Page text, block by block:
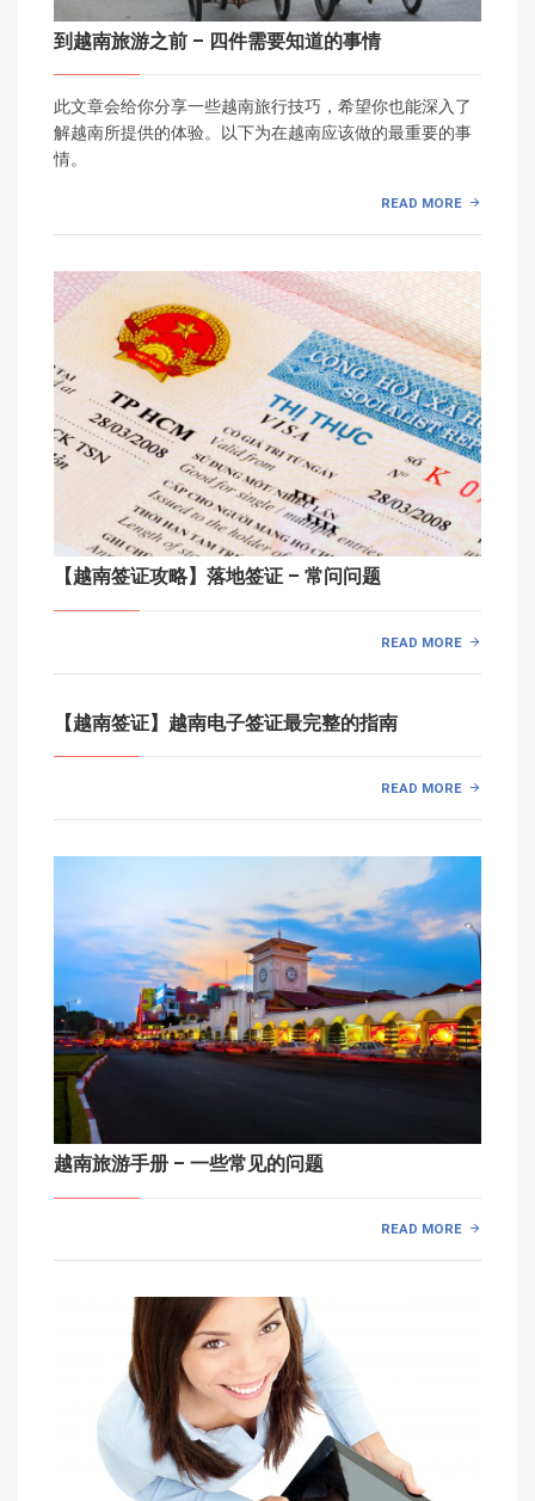
到越南旅游之前 – 四件需要知道的事情
此文章会给你分享一些越南旅行技巧，希望你也能深入了
解越南所提供的体验。以下为在越南应该做的最重要的事
情。
READ MORE
【越南签证攻略】落地签证 – 常问问题
READ MORE
【越南签证】越南电子签证最完整的指南
READ MORE
越南旅游手册 – 一些常见的问题
READ MORE